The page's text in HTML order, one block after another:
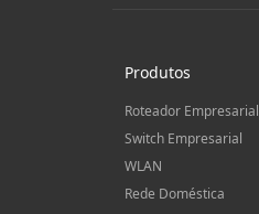
Produtos
Roteador Empresarial
Switch Empresarial
WLAN
Rede Doméstica